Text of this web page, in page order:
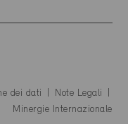
dei dati
Note Legali
Minergie Internazionale